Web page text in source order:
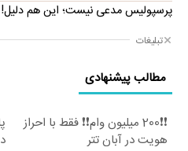
پرسپولیس مدعی نیست؛ این هم دلیل!
تبلیغات
مطالب پیشنهادی
❗❗200 میلیون وام❗❗ فقط با احراز
هویت در آبان تتر